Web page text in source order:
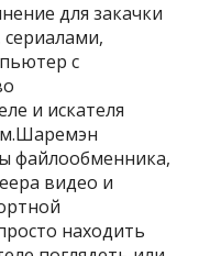
для закачки
с
и искателя
файлообменника,
видео и
находить